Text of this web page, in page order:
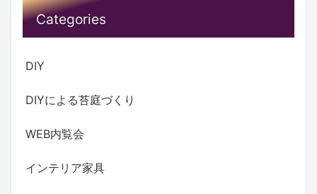
Categories
DIY
DIYによる苔庭づくり
WEB内覧会
インテリア家具